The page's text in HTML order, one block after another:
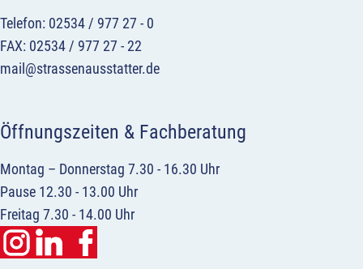
Telefon: 02534 / 977 27 - 0
FAX: 02534 / 977 27 - 22
mail@strassenausstatter.de
Öffnungszeiten & Fachberatung
Montag – Donnerstag 7.30 - 16.30 Uhr
Pause 12.30 - 13.00 Uhr
Freitag 7.30 - 14.00 Uhr